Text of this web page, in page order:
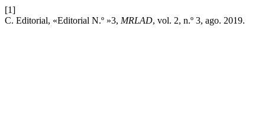
[1]
C. Editorial, «Editorial N.º »3, MRLAD, vol. 2, n.º 3, ago. 2019.